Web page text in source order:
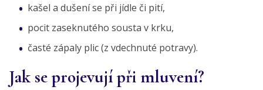
kašel a dušení se při jídle či pití,
pocit zaseknutého sousta v krku,
časté zápaly plic (z vdechnuté potravy).
Jak se projevují při mluvení?